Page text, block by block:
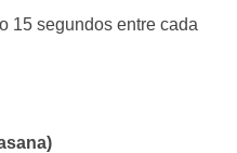
15 segundos entre cada